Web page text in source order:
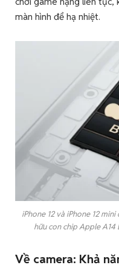
màn hình để hạ nhiệt.
iPhone 12 và iPhone 12
hữu con chip Apple
Về camera: Khả